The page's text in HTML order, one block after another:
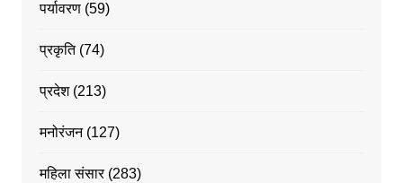
पर्यावरण(59)
प्रकृति(74)
प्रदेश(213)
मनोरंजन(127)
महिला संसार(283)